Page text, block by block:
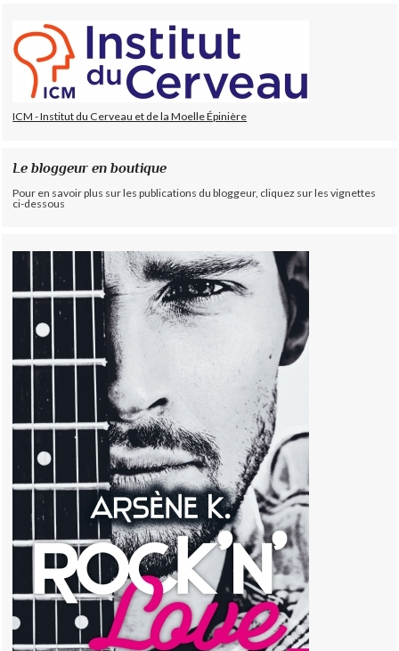
ICM - Institut du Cerveau et de la Moelle Épinière
Le bloggeur en boutique
Pour en savoir plus sur les publications du bloggeur, cliquez sur les vignettes
ci-dessous